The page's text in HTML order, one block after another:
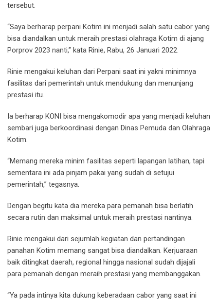
tersebut.
“Saya berharap perpani Kotim ini menjadi salah satu cabor yang
bisa diandalkan untuk meraih prestasi olahraga Kotim di ajang
Porprov 2023 nanti,” kata Rinie, Rabu, 26 Januari 2022.
Rinie mengakui keluhan dari Perpani saat ini yakni minimnya
fasilitas dari pemerintah untuk mendukung dan menunjang
prestasi itu.
Ia berharap KONI bisa mengakomodir apa yang menjadi keluhan
sembari juga berkoordinasi dengan Dinas Pemuda dan Olahraga
Kotim.
“Memang mereka minim fasilitas seperti lapangan latihan, tapi
sementara ini ada pinjam pakai yang sudah di setujui
pemerintah,” tegasnya.
Dengan begitu kata dia mereka para pemanah bisa berlatih
secara rutin dan maksimal untuk meraih prestasi nantinya.
Rinie mengakui dari sejumlah kegiatan dan pertandingan
panahan Kotim memang sangat bisa diandalkan. Kerjuaraan
baik ditingkat daerah, regional hingga nasional sudah dijajali
para pemanah dengan meraih prestasi yang membanggakan.
“Ya pada intinya kita dukung keberadaan cabor yang saat ini